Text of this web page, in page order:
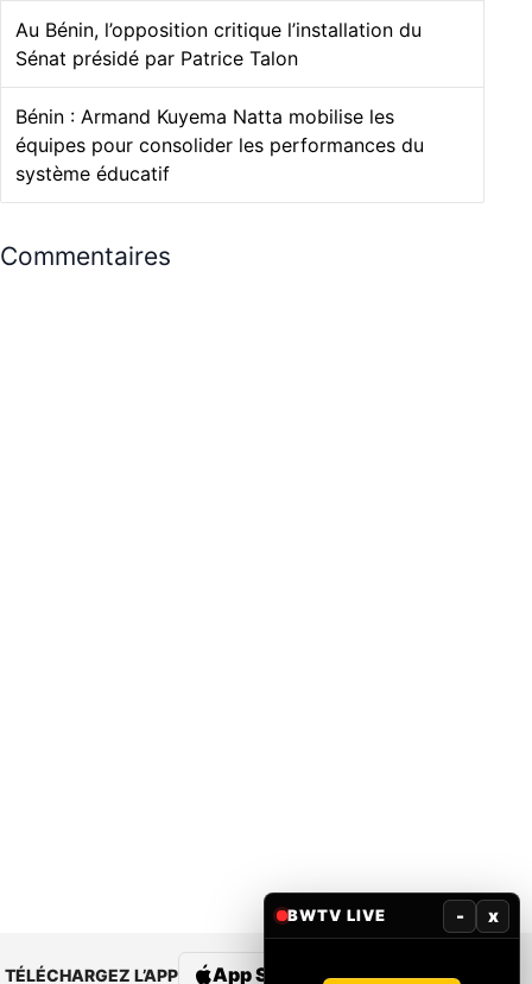
Au Bénin, l’opposition critique l’installation du
Sénat présidé par Patrice Talon
Bénin : Armand Kuyema Natta mobilise les
équipes pour consolider les performances du
système éducatif
Commentaires
TÉLÉCHARGEZ L’APP App Store Google Play
BWTV LIVE - x